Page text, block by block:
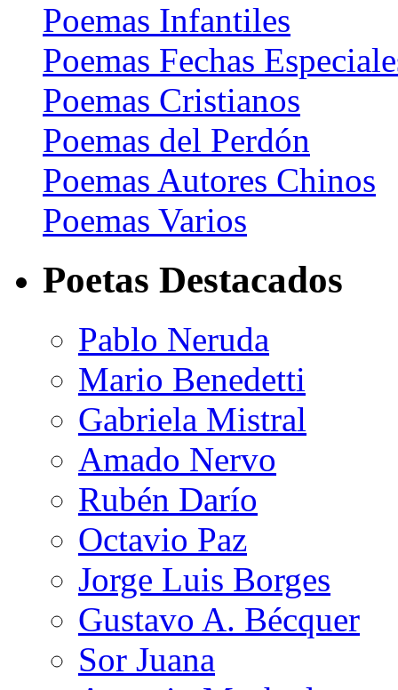
Poemas Infantiles
Poemas Fechas
Poemas Cristianos
Poemas del Perdón
Poemas Autores Chinos
Poemas Varios
Poetas Destacados
Pablo Neruda
Mario Benedetti
Gabriela Mistral
Amado Nervo
Rubén Darío
Octavio Paz
Jorge Luis Borges
Gustavo A. Bécquer
Sor Juana